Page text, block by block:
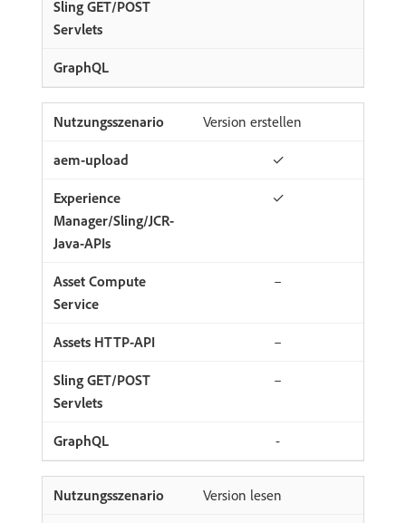
Version erstellen
✓
✓
–
–
–
-
Version lesen